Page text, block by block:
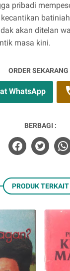
pribadi
akan ditelan
masa kini.
ORDER SEKARANG
WhatsApp
BERBAGI :
PRODUK TERKAIT